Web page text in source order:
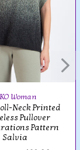
Woman
Neck Printed
Pullover
Pattern
Salvia